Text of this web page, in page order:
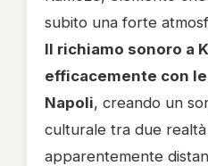
subito una forte
Il richiamo sonoro a
efficacemente con
Napoli, creando un
culturale tra due
apparentemente